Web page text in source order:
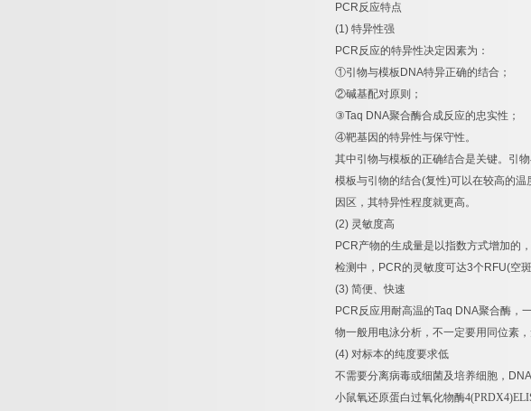
PCR反应特点
(1) 特异性强
PCR反应的特异性决定因素为：
①引物与模板 DNA特异正确的结合；
②碱基配对原则；
③Taq DNA聚合酶合成反应的忠实性；
④靶基因的特异性与保守性。
其中引物与模板的正确结合是关键。引
模板与引物的结合(复性)可以在较高的温
因区，其特异性程度就更高。
(2) 灵敏度高
PCR产物的生成量是以指数方式增加的
检测中， PCR的灵敏度可达3个 RFU(空
(3) 简便、快速
PCR反应用耐高温的Taq DNA聚合酶，
物一般用电泳分析，不一定要用同位素，
(4) 对标本的纯度要求低
不需要分离病毒或细菌及培养细胞， DNA
小鼠氧还原蛋白过氧化物酶